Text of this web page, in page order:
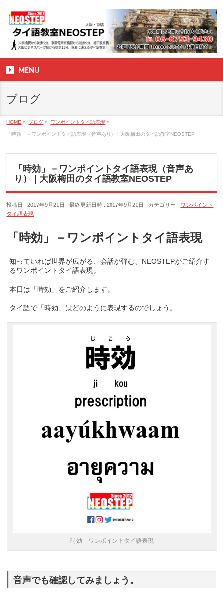
MENU
ブログ
HOME » ブログ » ワンポイントタイ語表現 »
「時効」－ワンポイントタイ語表現（音声あり） | 大阪梅田のタイ語教室NEOSTEP
「時効」－ワンポイントタイ語表現（音声あ
り） | 大阪梅田のタイ語教室NEOSTEP
投稿日 : 2017年9月21日 最終更新日時 : 2017年9月21日 カテゴリー : ワンポイント
タイ語表現
「時効」－ワンポイントタイ語表現
知っていれば世界が広がる、会話が弾む、NEOSTEPがご紹介す
るワンポイントタイ語表現。
本日は「時効」をご紹介します。
タイ語で「時効」はどのように表現するのでしょう。
時効－ワンポイントタイ語表現
音声でも確認してみましょう。